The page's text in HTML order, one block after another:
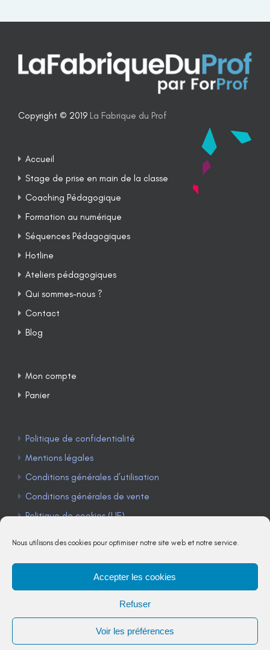
Nous utilisons des cookies pour optimiser notre site web et notre service.
Accepter les cookies
Refuser
Voir les préférences
Copyright © 2019 La Fabrique du Prof
Accueil
Stage de prise en main de la classe
Coaching Pédagogique
Formation au numérique
Séquences Pédagogiques
Hotline
Ateliers pédagogiques
Qui sommes-nous ?
Contact
Blog
Mon compte
Panier
Politique de confidentialité
Mentions légales
Conditions générales d’utilisation
Conditions générales de vente
Politique de cookies (UE)
TÉLÉPHONE : 04 90 85 22 98